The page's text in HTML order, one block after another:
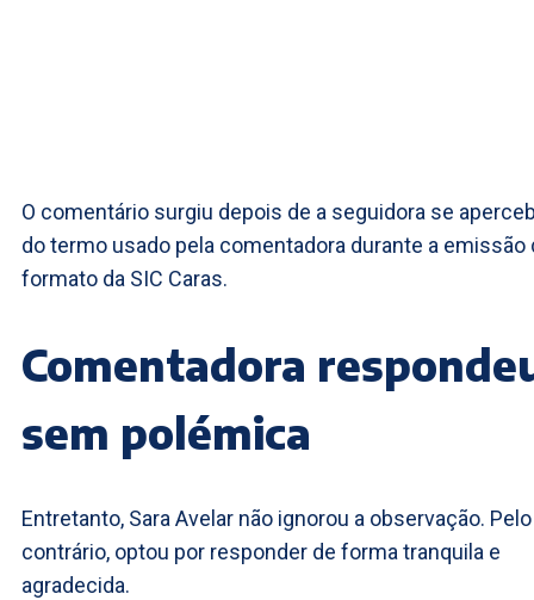
O comentário surgiu depois de a seguidora se
do termo usado pela comentadora durante a emissão
formato da SIC Caras.
Comentadora
sem polémica
Entretanto, Sara Avelar não ignorou a observação. Pelo
contrário, optou por responder de forma tranquila e
agradecida.